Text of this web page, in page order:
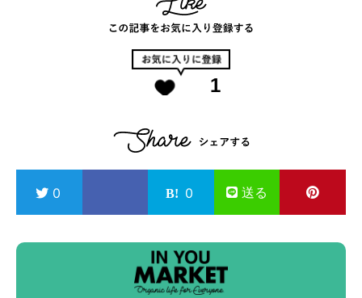
1
0 0 送る